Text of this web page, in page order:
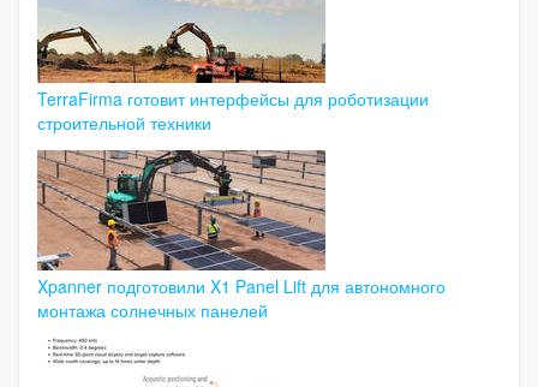
TerraFirma готовит интерфейсы для роботизации
строительной техники
Xpanner подготовили X1 Panel Lift для автономного
монтажа солнечных панелей